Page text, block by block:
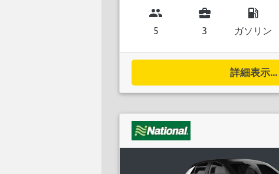
group
5
business_center
3
local_gas_station
ガソリン
詳細表示...